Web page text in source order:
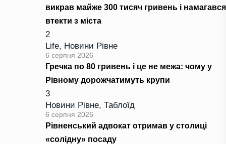
викрав майже 300 тисяч гривень і намагався
втекти з міста
2
Life, Новини Рівне
6 серпня 2026
Гречка по 80 гривень і це не межа: чому у
Рівному дорожчатимуть крупи
3
Новини Рівне, Таблоїд
6 серпня 2026
Рівненський адвокат отримав у столиці
«солідну» посаду